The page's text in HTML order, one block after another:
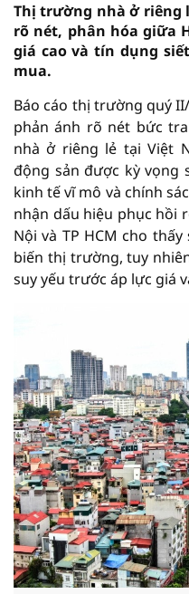
Thị trường nhà ở riêng
rõ nét, phân hóa giữa
giá cao và tín dụng
mua.
Báo cáo thị trường quý
phản ánh rõ nét bức
nhà ở riêng lẻ tại Việt
động sản được kỳ vọng
kinh tế vĩ mô và chính
nhận dấu hiệu phục hồi
Nội và TP HCM cho
biến thị trường, tuy
suy yếu trước áp lực giá